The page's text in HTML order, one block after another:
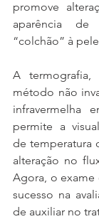
promove
aparência de
“colchão” à
A
método não
infravermelha
permite a
de temperatura
alteração no
Agora, o exame
sucesso na
de auxiliar no